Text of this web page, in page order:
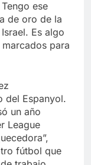
ese
de oro de la
Es algo
para
del Espanyol.
un año
League
fútbol que